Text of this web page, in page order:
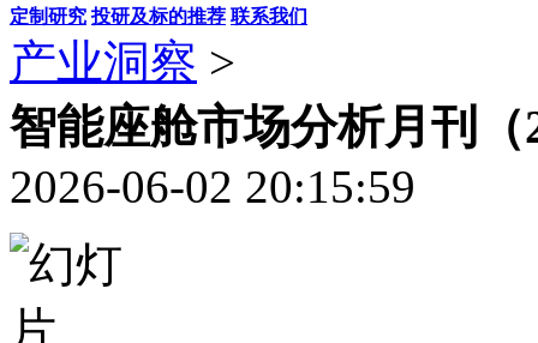
定制研究 投研及标的推荐 联系我们
产业洞察 >
智能座舱市场分析月刊（
2026-06-02 20:15:59